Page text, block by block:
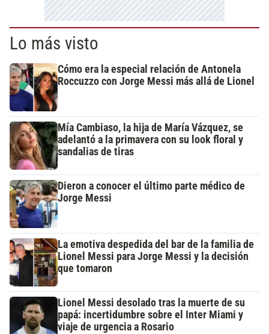
Lo más visto
Cómo era la especial relación de Antonela
Roccuzzo con Jorge Messi más allá de Lionel
Mía Cambiaso, la hija de María Vázquez, se
adelantó a la primavera con su look floral y
sandalias de tiras
Dieron a conocer el último parte médico de
Jorge Messi
La emotiva despedida del bar de la familia de
Lionel Messi para Jorge Messi y la decisión
que tomaron
Lionel Messi desolado tras la muerte de su
papá: incertidumbre sobre el Inter Miami y
viaje de urgencia a Rosario